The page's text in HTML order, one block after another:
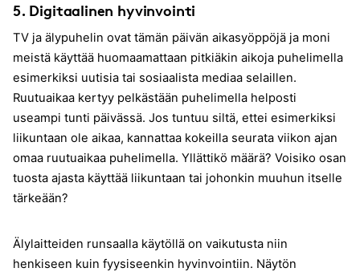
5. Digitaalinen hyvinvointi
TV ja älypuhelin ovat tämän päivän aikasyöppöjä ja moni
meistä käyttää huomaamattaan pitkiäkin aikoja puhelimella
esimerkiksi uutisia tai sosiaalista mediaa selaillen.
Ruutuaikaa kertyy pelkästään puhelimella helposti
useampi tunti päivässä. Jos tuntuu siltä, ettei esimerkiksi
liikuntaan ole aikaa, kannattaa kokeilla seurata viikon ajan
omaa ruutuaikaa puhelimella. Yllättikö määrä? Voisiko osan
tuosta ajasta käyttää liikuntaan tai johonkin muuhun itselle
tärkeään?
Älylaitteiden runsaalla käytöllä on vaikutusta niin
henkiseen kuin fyysiseenkin hyvinvointiin. Näytön